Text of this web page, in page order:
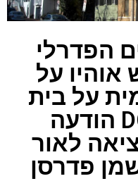
הפדרלי
על
על בית
הכנסת של DC הודעה
לאור
פדרסן